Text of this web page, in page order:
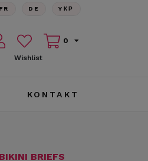
FR DE YКР
Wishlist
0
KONTAKT
BRIEFS